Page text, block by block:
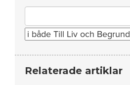
for:
Relaterade artiklar